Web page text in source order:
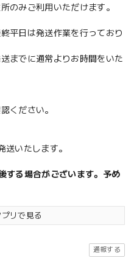
のみご利用いただけます。
平日は発送作業を行っており
までに通常よりお時間をいた
ください。
送いたします。
する場合がございます。予め
リで見る
通報する